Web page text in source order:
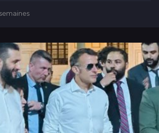
m
a
i
n
e
s